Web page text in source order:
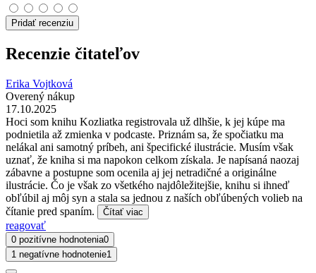
Pridať recenziu
Recenzie čitateľov
Erika Vojtková
Overený nákup
17.10.2025
Hoci som knihu Kozliatka registrovala už dlhšie, k jej kúpe ma
podnietila až zmienka v podcaste. Priznám sa, že spočiatku ma
nelákal ani samotný príbeh, ani špecifické ilustrácie. Musím však
uznať, že kniha si ma napokon celkom získala. Je napísaná naozaj
zábavne a postupne som ocenila aj jej netradičné a originálne
ilustrácie. Čo je však zo všetkého najdôležitejšie, knihu si ihneď
obľúbil aj môj syn a stala sa jednou z naších obľúbených volieb na
čítanie pred spaním.
Čítať viac
reagovať
0 pozitívne hodnotenia0
1 negatívne hodnotenie1